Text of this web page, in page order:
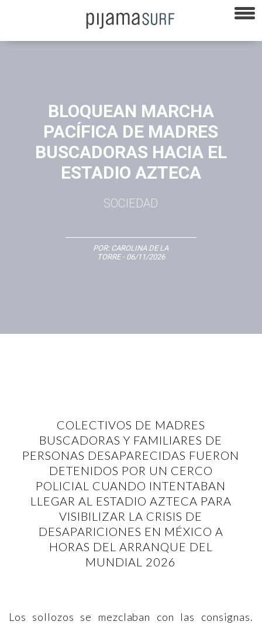
BLOQUEAN MARCHA
PACÍFICA DE MADRES
BUSCADORAS HACIA EL
ESTADIO AZTECA
SOCIEDAD
POR: CAROLINA DE LA
TORRE- 06/11/2026
COLECTIVOS DE MADRES
BUSCADORAS Y FAMILIARES DE
PERSONAS DESAPARECIDAS FUERON
DETENIDOS POR UN CERCO
POLICIAL CUANDO INTENTABAN
LLEGAR AL ESTADIO AZTECA PARA
VISIBILIZAR LA CRISIS DE
DESAPARICIONES EN MÉXICO A
HORAS DEL ARRANQUE DEL
MUNDIAL 2026
Los sollozos se mezclaban con las consignas.